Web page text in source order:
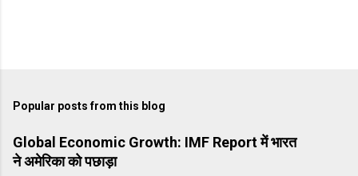
Popular posts from this blog
Global Economic Growth: IMF Report में भारत
ने अमेरिका को पछाड़ा